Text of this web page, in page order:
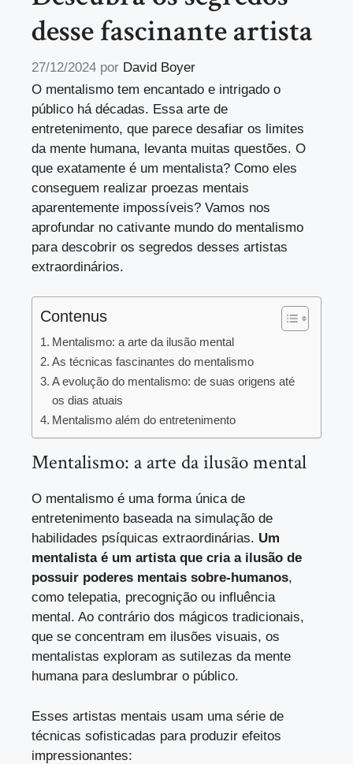
desse fascinante artista
27/12/2024 por David Boyer
O mentalismo tem encantado e intrigado o
público há décadas. Essa arte de
entretenimento, que parece desafiar os limites
da mente humana, levanta muitas questões. O
que exatamente é um mentalista? Como eles
conseguem realizar proezas mentais
aparentemente impossíveis? Vamos nos
aprofundar no cativante mundo do mentalismo
para descobrir os segredos desses artistas
extraordinários.
Contenus
Mentalismo: a arte da ilusão mental
As técnicas fascinantes do mentalismo
A evolução do mentalismo: de suas origens até
os dias atuais
Mentalismo além do entretenimento
Mentalismo: a arte da ilusão mental
O mentalismo é uma forma única de
entretenimento baseada na simulação de
habilidades psíquicas extraordinárias. Um
mentalista é um artista que cria a ilusão de
possuir poderes mentais sobre-humanos,
como telepatia, precognição ou influência
mental. Ao contrário dos mágicos tradicionais,
que se concentram em ilusões visuais, os
mentalistas exploram as sutilezas da mente
humana para deslumbrar o público.
Esses artistas mentais usam uma série de
técnicas sofisticadas para produzir efeitos
impressionantes: